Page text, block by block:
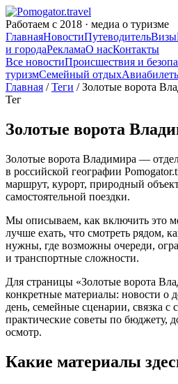
Работаем с 2018 · медиа о туризме
ГлавнаяНовостиПутеводительВизы
и городаРекламаО насКонтакты
Все новостиПроисшествия и
туризмСемейный отдых
Главная /Теги / Золотые ворота
Тег
Золотые ворота
Золотые ворота Владимира —
в российской географии
маршрут, курорт, природный
самостоятельной поездки.
Мы описываем, как включить это
лучше ехать, что смотреть рядом,
нужны, где возможны очереди,
и транспортные сложности.
Для страницы «Золотые ворота
конкретные материалы: новости о
день, семейные сценарии, связка с
практические советы по бюджету,
осмотр.
Какие материалы